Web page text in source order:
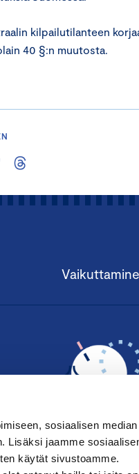
sosiaalisen median
Lisäksi jaamme
käytät sivustoamme.
kilpailutilanteen
40 §:n muutosta.